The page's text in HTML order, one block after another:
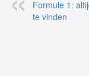
Formule 1:
te vinden